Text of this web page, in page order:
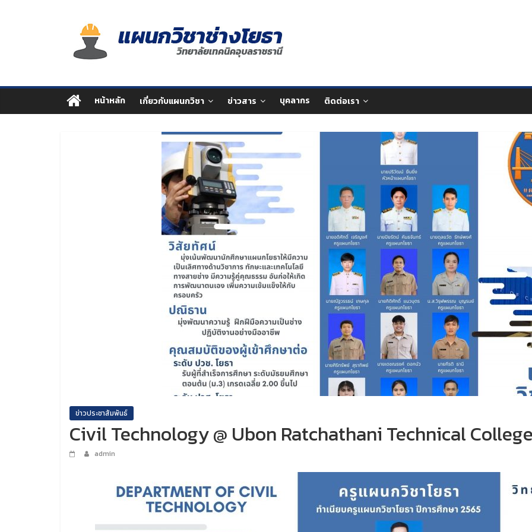
แผนก
วิชา
ช่าง
โยธา
หน้าหลัก เกี่ยวกับแผนกวิชา ข่าวสาร บุคลากร ติดต่อเรา
ข่าวประชาสัมพันธ์
Civil Technology @ Ubon Ratchathani Technical
admin